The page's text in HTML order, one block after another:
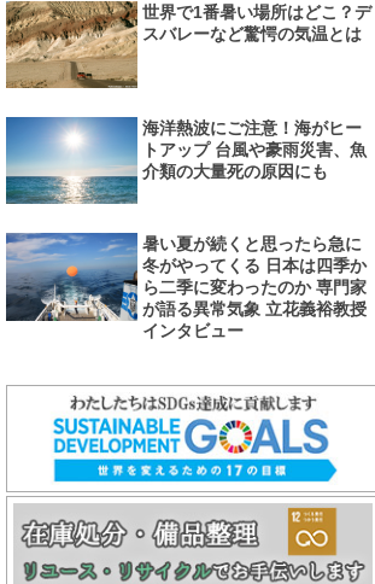
世界で1番暑い場所はどこ？デ
スバレーなど驚愕の気温とは
海洋熱波にご注意！海がヒー
トアップ 台風や豪雨災害、魚
介類の大量死の原因にも
暑い夏が続くと思ったら急に
冬がやってくる 日本は四季か
ら二季に変わったのか 専門家
が語る異常気象 立花義裕教授
インタビュー